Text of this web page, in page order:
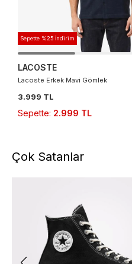
Sepette %25 İndirim
LACOSTE
Lacoste Erkek Mavi Gömlek
3.999 TL
Sepette: 2.999 TL
Çok Satanlar